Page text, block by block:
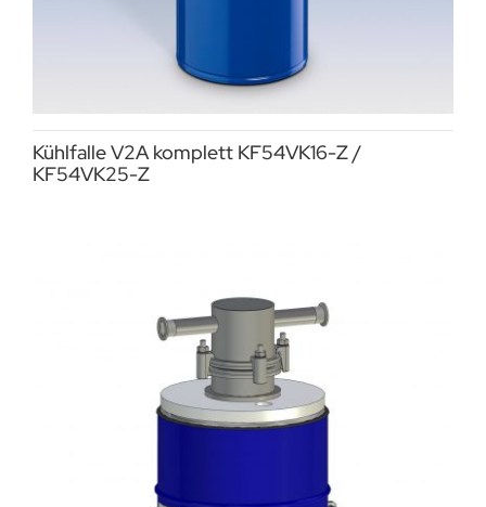
Kühlfalle V2A komplett KF54VK16-Z /
KF54VK25-Z